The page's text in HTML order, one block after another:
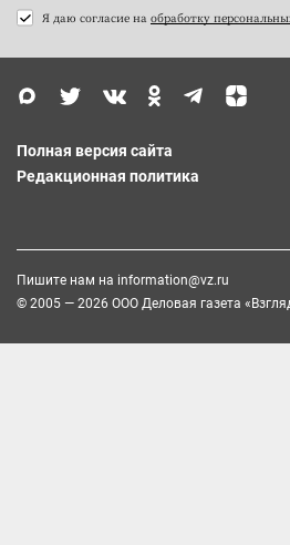
Я даю согласие на обработку
Полная версия сайта
Редакционная политика
Пишите нам на information@vz.ru
© 2005 — 2026 ООО Деловая газета